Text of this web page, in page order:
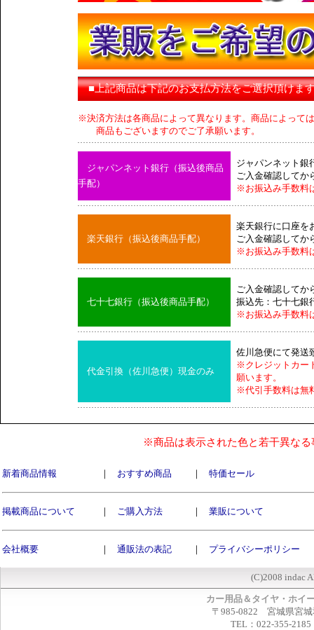
■上記商品は下記のお支払方法をご選択頂けま
※決済方法は各商品によって異なります。商品によって
商品もございますのでご了承願います。
ジャパンネット銀行（振込後商品
手配）
ジャパンネット銀
ご入金確認してか
※お振込み手数料
楽天銀行（振込後商品手配）
楽天銀行に口座を
ご入金確認してか
※お振込み手数料
七十七銀行（振込後商品手配）
ご入金確認してか
振込先：七十七銀
※お振込み手数料
代金引換（佐川急便）現金のみ
佐川急便にて発送
※クレジットカー
願います。
※代引手数料は無
※商品は表示された色と若干異な
新着商品情報 ｜ おすすめ商品 ｜ 特価セール
掲載商品について ｜ ご購入方法 ｜ 業販について
会社概要 ｜ 通販法の表記 ｜ プライバシーポリシー
(C)2008 indac
カー用品＆タイヤ・ホイ
〒985-0822 宮城県宮城
TEL：022-355-